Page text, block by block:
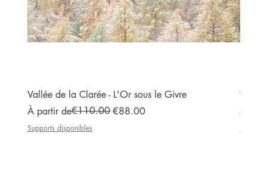
Vallée de la Clarée - L'Or sous le Givre
À partir de
Prix original€110.00 €88.00
Prix promotionnel
Supports disponibles
À
Prix
Prix